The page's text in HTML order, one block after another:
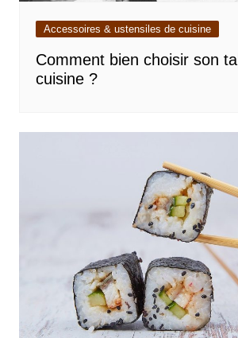
Accessoires & ustensiles de cuisine
Comment bien choisir son
cuisine ?